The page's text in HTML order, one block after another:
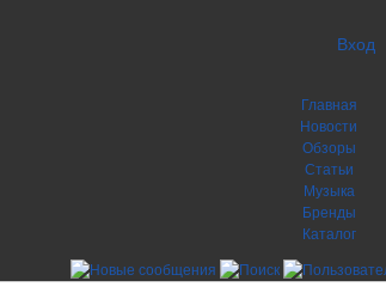
Вход
Главная
Новости
Обзоры
Статьи
Музыка
Бренды
Каталог